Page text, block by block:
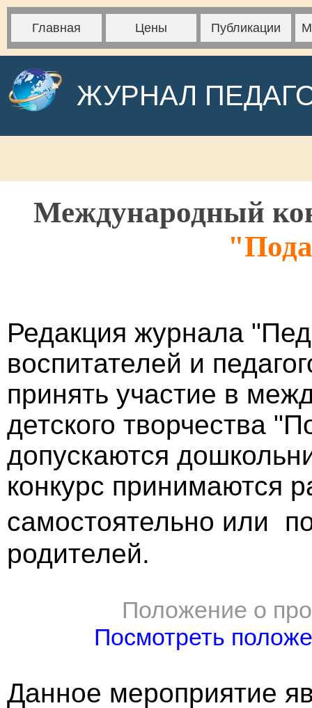
Главная Цены Публикации
ЖУРНАЛ
Международный
Редакция журнала
воспитателей и
принять участие в
детского творчества
допускаются
конкурс принимаются
самостоятельно или
родителей.
Положение о
Посмотреть
Данное мероприятие